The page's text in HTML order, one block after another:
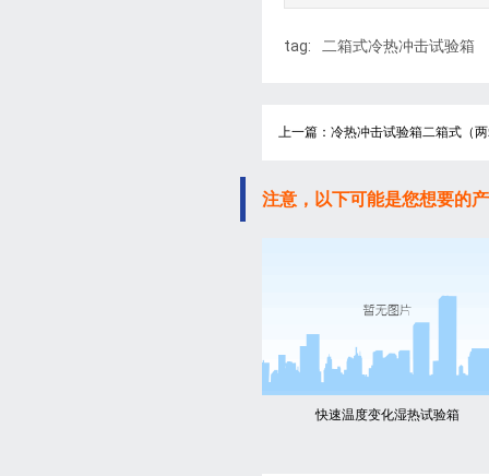
tag: 二箱式冷热冲击试验箱
上一篇：冷热冲击试验箱二箱式（
注意，以下可能是您想要的
快速温度变化湿热试验箱